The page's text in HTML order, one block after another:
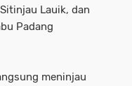
Lauik, dan
Padang
meninjau